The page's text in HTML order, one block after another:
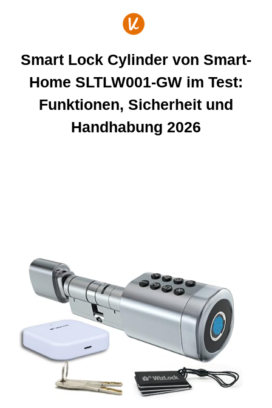
Smart Lock Cylinder von Smart-
Home SLTLW001-GW im Test:
Funktionen, Sicherheit und
Handhabung 2026